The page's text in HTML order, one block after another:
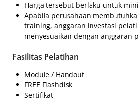
Harga tersebut berlaku untuk
Apabila perusahaan
training, anggaran investasi
menyesuaikan dengan anggaran
Fasilitas Pelatihan
Module / Handout
FREE Flashdisk
Sertifikat